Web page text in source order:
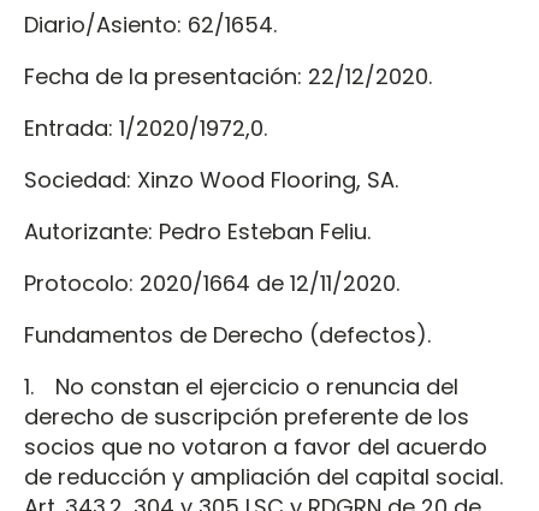
Diario/Asiento: 62/1654.
Fecha de la presentación: 22/12/2020.
Entrada: 1/2020/1972,0.
Sociedad: Xinzo Wood Flooring, SA.
Autorizante: Pedro Esteban Feliu.
Protocolo: 2020/1664 de 12/11/2020.
Fundamentos de Derecho (defectos).
1. No constan el ejercicio o renuncia del
derecho de suscripción preferente de los
socios que no votaron a favor del acuerdo
de reducción y ampliación del capital social.